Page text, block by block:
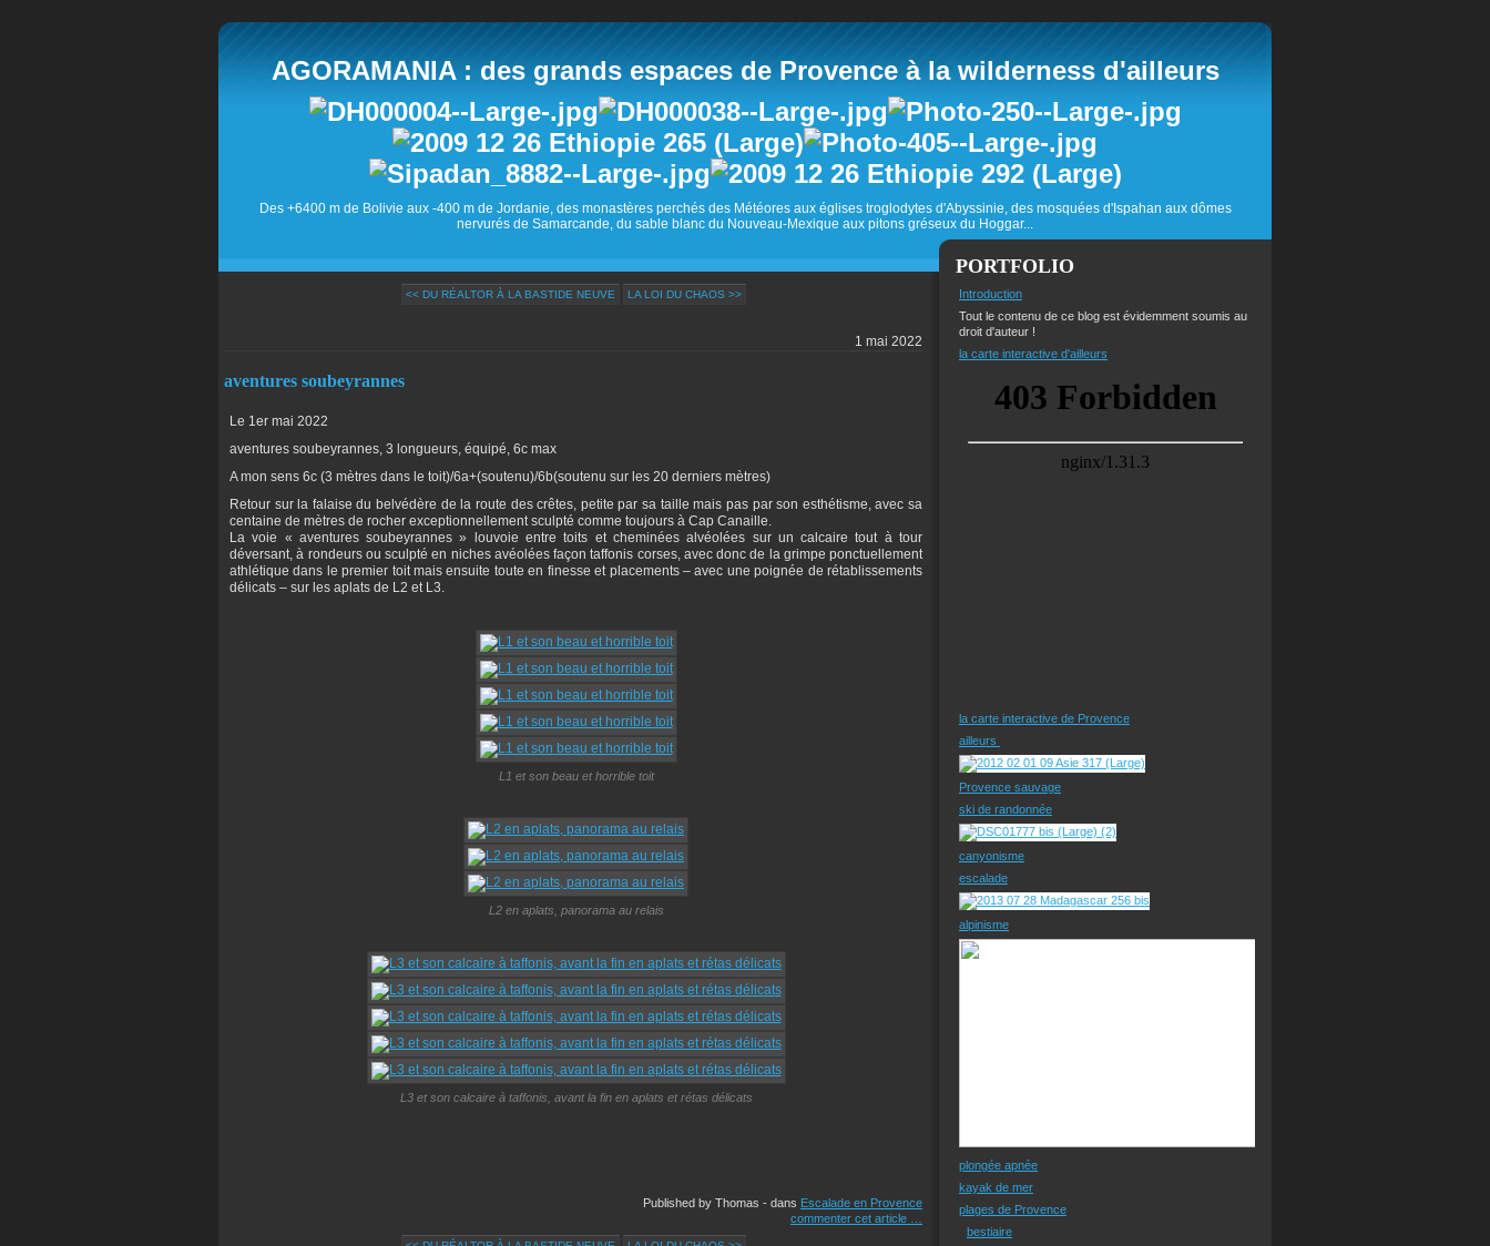
AGORAMANIA : des grands espaces de Provence à la wilderness d'ailleurs
Des +6400 m de Bolivie aux -400 m de Jordanie, des monastères perchés des Météores aux églises troglodytes d'Abyssinie, des mosquées d'Ispahan aux dômes
nervurés de Samarcande, du sable blanc du Nouveau-Mexique aux pitons gréseux du Hoggar...
<< DU RÉALTOR À LA BASTIDE NEUVE LA LOI DU CHAOS >>
1 mai 2022
aventures soubeyrannes
Le 1er mai 2022
aventures soubeyrannes, 3 longueurs, équipé, 6c max
A mon sens 6c (3 mètres dans le toit)/6a+(soutenu)/6b(soutenu sur les 20 derniers mètres)
Retour sur la falaise du belvédère de la route des crêtes, petite par sa taille mais pas par son esthétisme, avec sa
centaine de mètres de rocher exceptionnellement sculpté comme toujours à Cap Canaille.
La voie « aventures soubeyrannes » louvoie entre toits et cheminées alvéolées sur un calcaire tout à tour
déversant, à rondeurs ou sculpté en niches avéolées façon taffonis corses, avec donc de la grimpe ponctuellement
athlétique dans le premier toit mais ensuite toute en finesse et placements – avec une poignée de rétablissements
délicats – sur les aplats de L2 et L3.
L1 et son beau et horrible toit
L2 en aplats, panorama au relais
L3 et son calcaire à taffonis, avant la fin en aplats et rétas délicats
Published by Thomas - dans Escalade en Provence
commenter cet article
PORTFOLIO
Introduction
Tout le contenu de ce blog est évidemment soumis au
droit d'auteur !
la carte interactive d'ailleurs
la carte interactive de Provence
ailleurs
Provence sauvage
ski de randonnée
canyonisme
escalade
alpinisme
plongée apnée
kayak de mer
plages de Provence
bestiaire